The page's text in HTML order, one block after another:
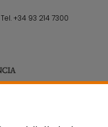
Tel.+34 93 214 7300